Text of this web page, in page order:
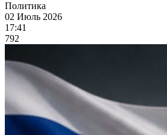
Политика
02 Июль 2026
17:41
792